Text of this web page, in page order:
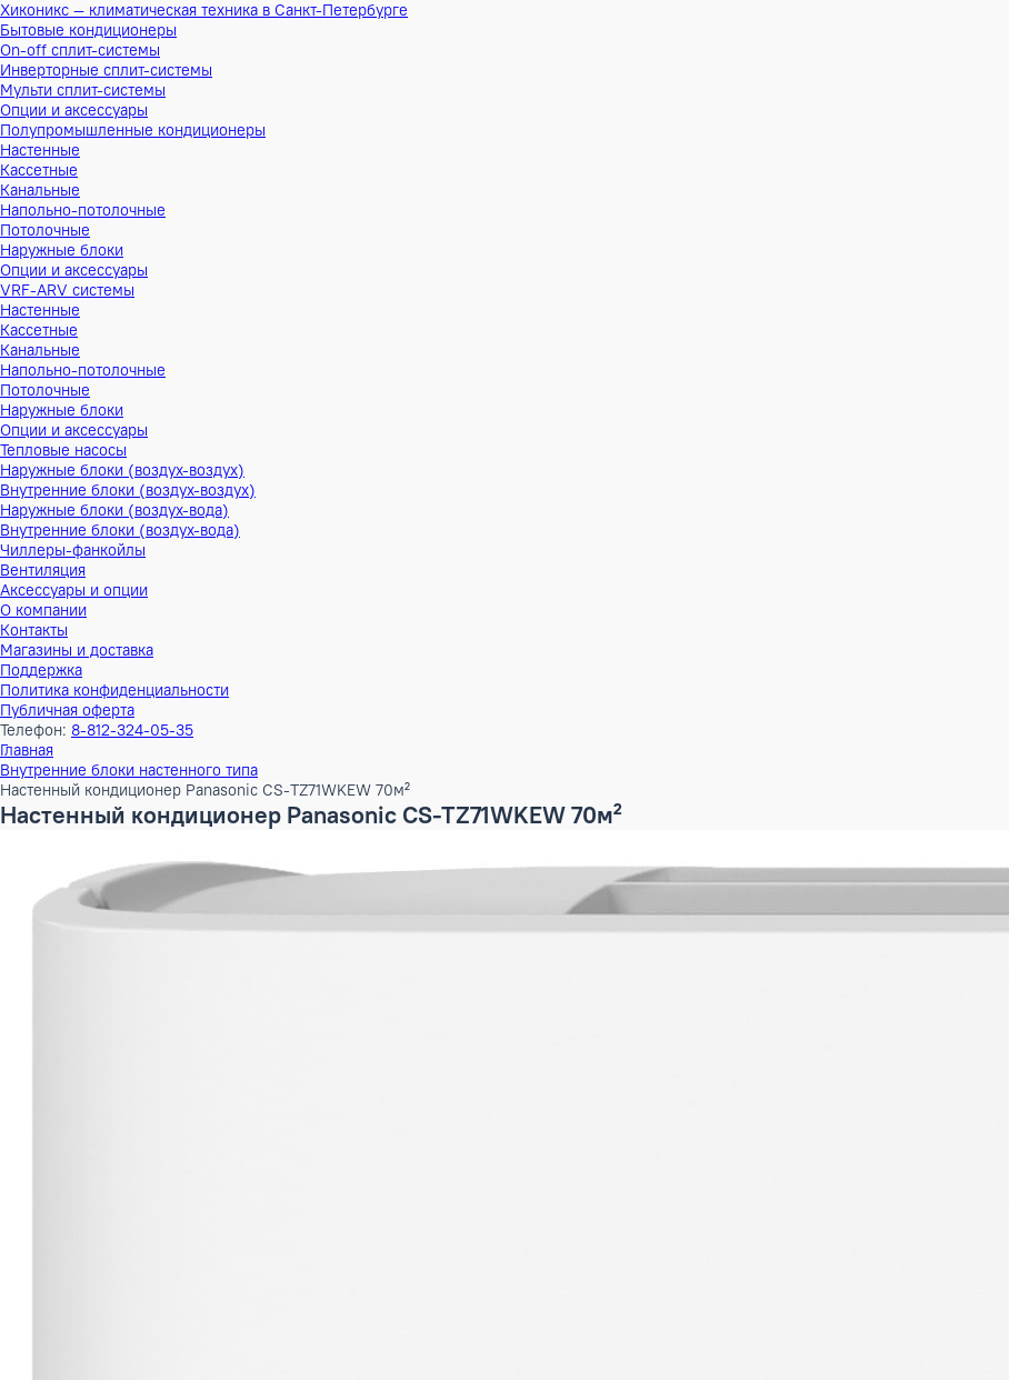
Хиконикс — климатическая техника в Санкт-Петербурге
Бытовые кондиционеры
On-off сплит-системы
Инверторные сплит-системы
Мульти сплит-системы
Опции и аксессуары
Полупромышленные кондиционеры
Настенные
Кассетные
Канальные
Напольно-потолочные
Потолочные
Наружные блоки
Опции и аксессуары
VRF-ARV системы
Настенные
Кассетные
Канальные
Напольно-потолочные
Потолочные
Наружные блоки
Опции и аксессуары
Тепловые насосы
Наружные блоки (воздух-воздух)
Внутренние блоки (воздух-воздух)
Наружные блоки (воздух-вода)
Внутренние блоки (воздух-вода)
Чиллеры-фанкойлы
Вентиляция
Аксессуары и опции
О компании
Контакты
Магазины и доставка
Поддержка
Политика конфиденциальности
Публичная оферта
Телефон:8-812-324-05-35
Внутренние блоки настенного типа
Настенный кондиционер Panasonic CS-TZ71WKEW 70м²
Настенный кондиционер Panasonic CS-TZ71WKEW 70м²